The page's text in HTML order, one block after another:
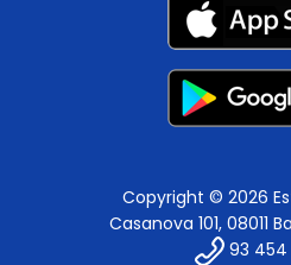
Copyright © 2026
Casanova 101, 08011
93 454